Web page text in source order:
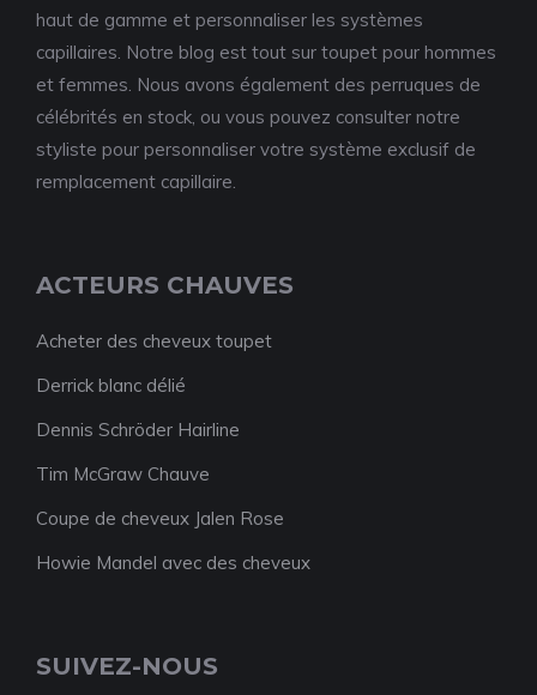
haut de gamme et personnaliser les systèmes
capillaires. Notre blog est tout sur toupet pour hommes
et femmes. Nous avons également des perruques de
célébrités en stock, ou vous pouvez consulter notre
styliste pour personnaliser votre système exclusif de
remplacement capillaire.
ACTEURS CHAUVES
Acheter des cheveux toupet
Derrick blanc délié
Dennis Schröder Hairline
Tim McGraw Chauve
Coupe de cheveux Jalen Rose
Howie Mandel avec des cheveux
SUIVEZ-NOUS